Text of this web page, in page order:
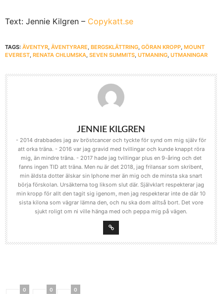
Text: Jennie Kilgren – Copykatt.se
TAGS: ÄVENTYR, ÄVENTYRARE, BERGSKLÄTTRING, GÖRAN KROPP, MOUNT
EVEREST, RENATA CHLUMSKA, SEVEN SUMMITS, UTMANING, UTMANINGAR
JENNIE KILGREN
- 2014 drabbades jag av bröstcancer och tyckte för synd om mig själv för
att orka träna. - 2016 var jag gravid med tvillingar och kunde knappt röra
mig, än mindre träna. - 2017 hade jag tvillingar plus en 9-åring och det
fanns ingen TID att träna. Men nu är det 2018, jag frilansar som skribent,
min äldsta dotter älskar sin Iphone mer än mig och de minsta ska snart
börja förskolan. Ursäkterna tog liksom slut där. Självklart respekterar jag
min kropp för allt den tagit sig igenom, men jag respekterar inte de där 10
sista kilona som vägrar lämna den, och nu ska dom alltså bort. Det vore
sjukt roligt om ni ville hänga med och peppa mig på vägen.
0 0 0